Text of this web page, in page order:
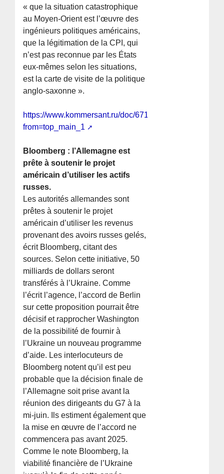
« que la situation catastrophique
au Moyen-Orient est l’œuvre des
ingénieurs politiques américains,
que la légitimation de la CPI, qui
n’est pas reconnue par les États
eux-mêmes selon les situations,
est la carte de visite de la politique
anglo-saxonne ».
https://www.kommersant.ru/doc/6713490?
from=top_main_1
Bloomberg : l’Allemagne est
prête à soutenir le projet
américain d’utiliser les actifs
russes.
Les autorités allemandes sont
prêtes à soutenir le projet
américain d’utiliser les revenus
provenant des avoirs russes gelés,
écrit Bloomberg, citant des
sources. Selon cette initiative, 50
milliards de dollars seront
transférés à l’Ukraine. Comme
l’écrit l’agence, l’accord de Berlin
sur cette proposition pourrait être
décisif et rapprocher Washington
de la possibilité de fournir à
l’Ukraine un nouveau programme
d’aide. Les interlocuteurs de
Bloomberg notent qu’il est peu
probable que la décision finale de
l’Allemagne soit prise avant la
réunion des dirigeants du G7 à la
mi-juin. Ils estiment également que
la mise en œuvre de l’accord ne
commencera pas avant 2025.
Comme le note Bloomberg, la
viabilité financière de l’Ukraine